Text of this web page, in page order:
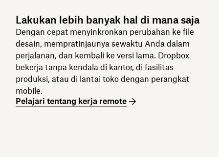
Lakukan lebih banyak hal di mana saja
Dengan cepat menyinkronkan perubahan ke file
desain, mempratinjaunya sewaktu Anda dalam
perjalanan, dan kembali ke versi lama. Dropbox
bekerja tanpa kendala di kantor, di fasilitas
produksi, atau di lantai toko dengan perangkat
mobile.
Pelajari tentang kerja remote